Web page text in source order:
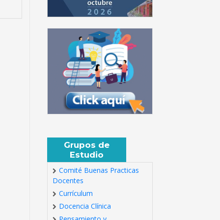
Grupos de
Estudio
Comité Buenas Practicas
Docentes
Currículum
Docencia Clínica